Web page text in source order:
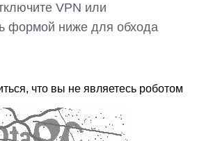
VPN или
формой ниже для обхода
что вы не являетесь роботом